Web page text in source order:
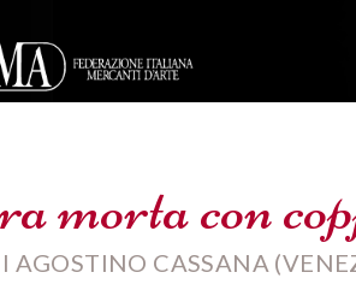
morta con
AGOSTINO CASSANA